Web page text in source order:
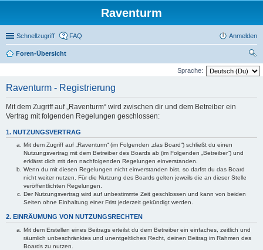
Raventurm
Schnellzugriff FAQ Anmelden
Foren-Übersicht
uc
Sprache:
Raventurm - Registrierung
Mit dem Zugriff auf „Raventurm“ wird zwischen dir und dem Betreiber ein
Vertrag mit folgenden Regelungen geschlossen:
1. NUTZUNGSVERTRAG
Mit dem Zugriff auf „Raventurm“ (im Folgenden „das Board“) schließt du einen
Nutzungsvertrag mit dem Betreiber des Boards ab (im Folgenden „Betreiber“) und
erklärst dich mit den nachfolgenden Regelungen einverstanden.
Wenn du mit diesen Regelungen nicht einverstanden bist, so darfst du das Board
nicht weiter nutzen. Für die Nutzung des Boards gelten jeweils die an dieser Stelle
veröffentlichten Regelungen.
Der Nutzungsvertrag wird auf unbestimmte Zeit geschlossen und kann von beiden
Seiten ohne Einhaltung einer Frist jederzeit gekündigt werden.
2. EINRÄUMUNG VON NUTZUNGSRECHTEN
Mit dem Erstellen eines Beitrags erteilst du dem Betreiber ein einfaches, zeitlich und
räumlich unbeschränktes und unentgeltliches Recht, deinen Beitrag im Rahmen des
Boards zu nutzen.